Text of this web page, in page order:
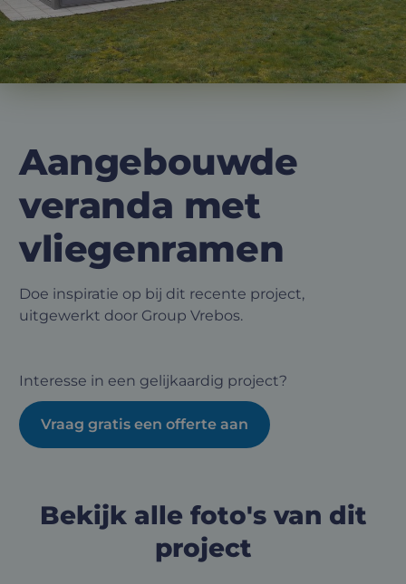
Aangebouwde
veranda met
vliegenramen
Doe inspiratie op bij dit recente project,
uitgewerkt door Group Vrebos.
Interesse in een gelijkaardig project?
Vraag gratis een offerte aan
Bekijk alle foto's van dit
project